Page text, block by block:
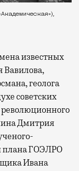
известных
Вавилова,
геолога
советских
революционного
Дмитрия
плана ГОЭЛРО
Ивана